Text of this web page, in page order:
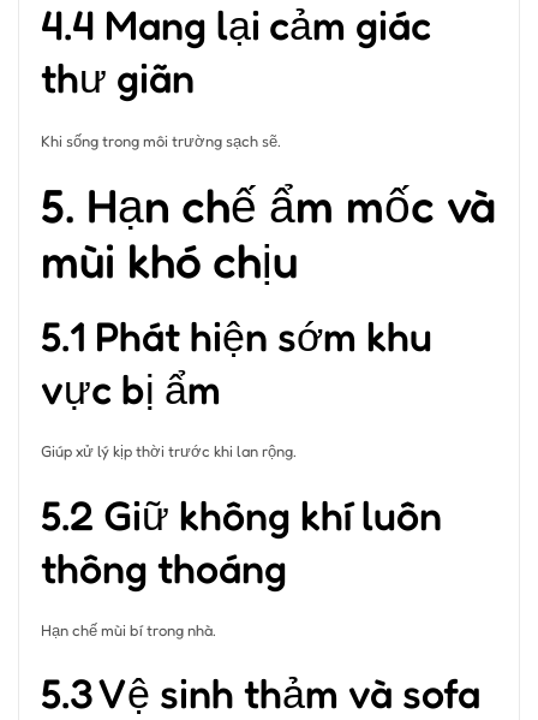
4.4 Mang lại cảm giác
thư giãn
Khi sống trong môi trường sạch sẽ.
5. Hạn chế ẩm mốc và
mùi khó chịu
5.1 Phát hiện sớm khu
vực bị ẩm
Giúp xử lý kịp thời trước khi lan rộng.
5.2 Giữ không khí luôn
thông thoáng
Hạn chế mùi bí trong nhà.
5.3 Vệ sinh thảm và sofa